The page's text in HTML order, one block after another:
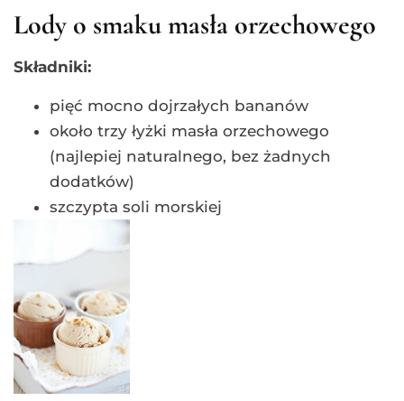
Lody o smaku masła orzechowego
Składniki:
pięć mocno dojrzałych bananów
około trzy łyżki masła orzechowego
(najlepiej naturalnego, bez żadnych
dodatków)
szczypta soli morskiej